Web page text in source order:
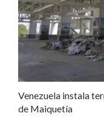
Venezuela instala
de Maiquetía